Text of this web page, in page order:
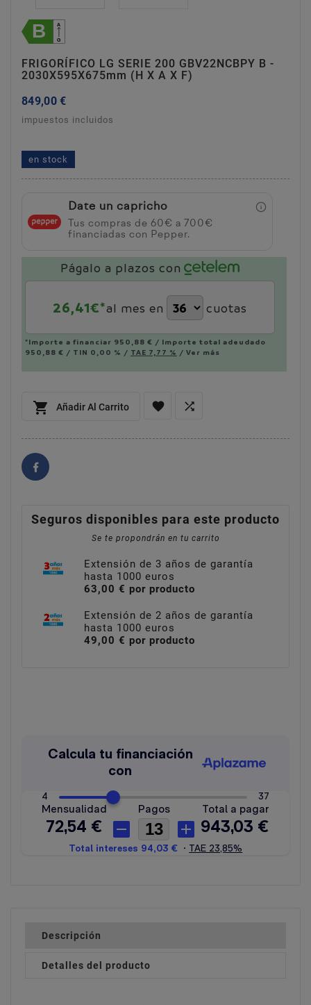
FRIGORÍFICO LG SERIE 200 GBV22NCBPY B -
2030X595X675mm (h X A X F)
849,00 €
impuestos incluidos
2030x595x675mm (h x a x f)
en stock
Date un capricho
Tus compras de 60€ a 700€
financiadas con Pepper.
Págalo a plazos con
26,41€*al mes en cuotas
*Importe a financiar 950,88 € / Importe total adeudado
950,88 € / TIN 0,00 % / TAE 7,77 % / Ver más
 Añadir Al Carrito  
Seguros disponibles para este producto
Se te propondrán en tu carrito
Extensión de 3 años de garantía
hasta 1000 euros
63,00 € por producto
Extensión de 2 años de garantía
hasta 1000 euros
49,00 € por producto
Descripción
Detalles del producto